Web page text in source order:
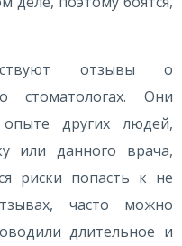
отзывы о
стоматологах. Они
других людей,
или данного врача,
риски попасть к не
часто можно
длительное и